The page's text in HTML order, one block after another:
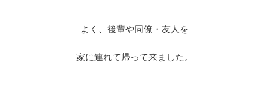
よく、後輩や同僚・友人を
家に連れて帰って来ました。